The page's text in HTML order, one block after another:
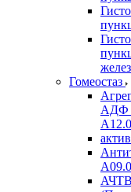
Гомеостаз
АДФ